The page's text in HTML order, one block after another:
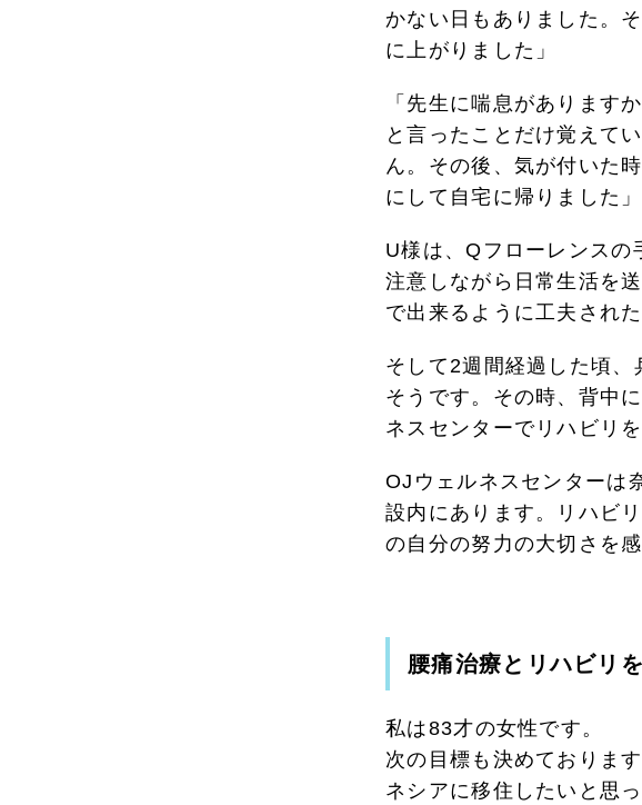
かない日もありました。
に上がりました」
「先生に喘息があります
と言ったことだけ覚えて
ん。その後、気が付いた
にして自宅に帰りました」
U様は、Qフローレンスの
注意しながら日常生活を
で出来るように工夫された
そして2週間経過した頃
そうです。その時、背中
ネスセンターでリハビリ
OJウェルネスセンターは
設内にあります。リハビ
の自分の努力の大切さを
腰痛治療とリハビリ
私は83才の女性です。
次の目標も決めておりま
ネシアに移住したいと思